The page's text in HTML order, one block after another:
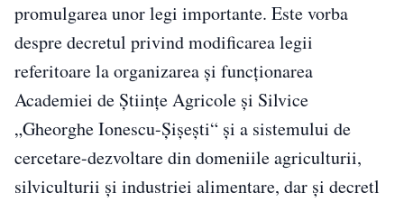
promulgarea unor legi importante. Este vorba
despre decretul privind modificarea legii
referitoare la organizarea și funcționarea
Academiei de Științe Agricole și Silvice
„Gheorghe Ionescu-Șișești“ și a sistemului de
cercetare-dezvoltare din domeniile agriculturii,
silviculturii și industriei alimentare, dar și decretl